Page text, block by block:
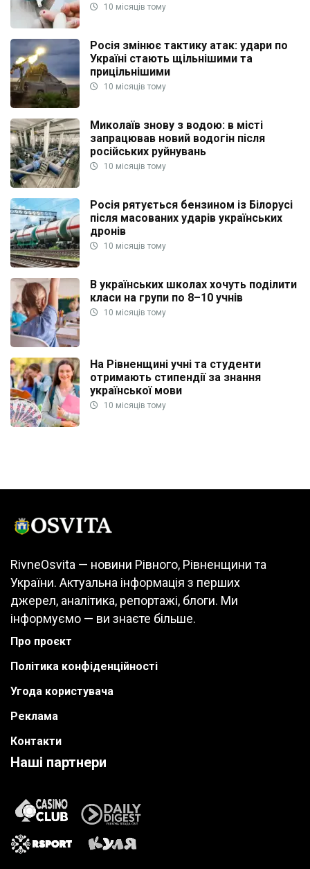
10 місяців тому
Росія змінює тактику атак: удари по
Україні стають щільнішими та
прицільнішими
10 місяців тому
Миколаїв знову з водою: в місті
запрацював новий водогін після
російських руйнувань
10 місяців тому
Росія рятується бензином із Білорусі
після масованих ударів українських
дронів
10 місяців тому
В українських школах хочуть поділити
класи на групи по 8–10 учнів
10 місяців тому
На Рівненщині учні та студенти
отримають стипендії за знання
української мови
10 місяців тому
RivneOsvita — новини Рівного, Рівненщини та
України. Актуальна інформація з перших
джерел, аналітика, репортажі, блоги. Ми
інформуємо — ви знаєте більше.
Про проєкт
Політика конфіденційності
Угода користувача
Реклама
Контакти
Наші партнери